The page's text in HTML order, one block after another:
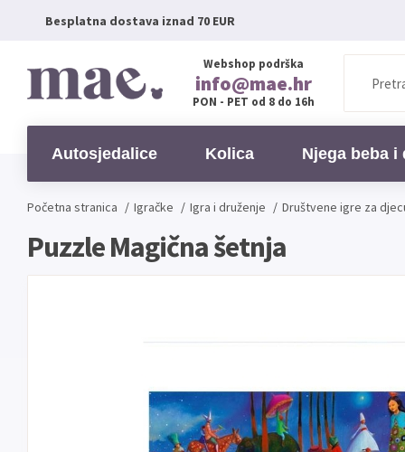
Besplatna dostava iznad 70 EUR
Webshop podrška
info@mae.hr
PON - PET od 8 do 16h
Autosjedalice Kolica Njega beba i
Početna stranica / Igračke / Igra i druženje / Društvene igre za
Puzzle Magična šetnja